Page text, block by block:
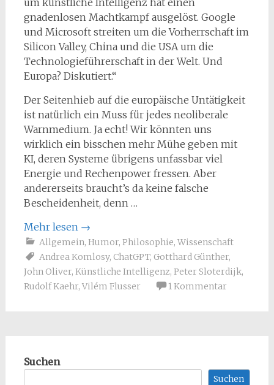
um künstliche Intelligenz hat einen
gnadenlosen Machtkampf ausgelöst. Google
und Microsoft streiten um die Vorherrschaft im
Silicon Valley, China und die USA um die
Technologieführerschaft in der Welt. Und
Europa? Diskutiert.“
Der Seitenhieb auf die europäische Untätigkeit
ist natürlich ein Muss für jedes neoliberale
Warnmedium. Ja echt! Wir könnten uns
wirklich ein bisschen mehr Mühe geben mit
KI, deren Systeme übrigens unfassbar viel
Energie und Rechenpower fressen. Aber
andererseits braucht’s da keine falsche
Bescheidenheit, denn …
Mehr lesen →
Allgemein, Humor, Philosophie, Wissenschaft
Andrea Komlosy, ChatGPT, Gotthard Günther,
John Oliver, Künstliche Intelligenz, Peter Sloterdijk,
Rudolf Kaehr, Vilém Flusser 1 Kommentar
Suchen
Suchen